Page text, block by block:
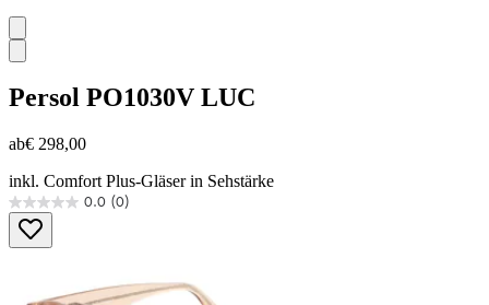
Persol PO1030V LUC
ab€ 298,00
inkl. Comfort Plus-Gläser in Sehstärke
0.0 (0)
0.0
von
5